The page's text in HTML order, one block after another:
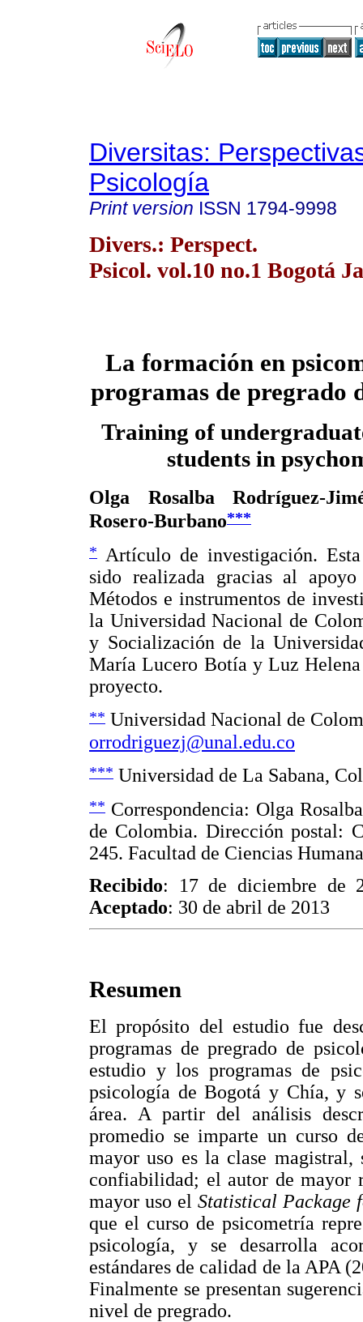
Diversitas:
Psicología
Print version ISSN 1794-9998
Divers.: Perspect.
Psicol. vol.10 no.1 Bogotá
La formación en
programas de pregrado
Training of
students in
Olga Rosalba Rodríguez-
Rosero-Burbano***
* Artículo de investigación.
sido realizada gracias al
Métodos e instrumentos de
la Universidad Nacional de
y Socialización de la
María Lucero Botía y Luz
proyecto.
** Universidad Nacional de
orrodriguezj@unal.edu.co
*** Universidad de La Sabana,
** Correspondencia: Olga
de Colombia. Dirección postal:
245. Facultad de Ciencias
Recibido: 17 de diciembre de
Aceptado: 30 de abril de 2013
Resumen
El propósito del estudio fue
programas de pregrado de
estudio y los programas de
psicología de Bogotá y Chía, y
área. A partir del análisis
promedio se imparte un curso
mayor uso es la clase magistral,
confiabilidad; el autor de mayor
mayor uso el Statistical Package
que el curso de psicometría
psicología, y se desarrolla
estándares de calidad de la APA
Finalmente se presentan
nivel de pregrado.